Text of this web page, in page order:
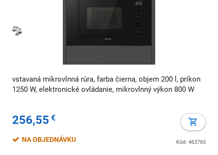
vstavaná mikrovlnná rúra, farba čierna, objem 200 l, príkon
1250 W, elektronické ovládanie, mikrovlnný výkon 800 W
256,55 €
Kód: 463765
NA OBJEDNÁVKU